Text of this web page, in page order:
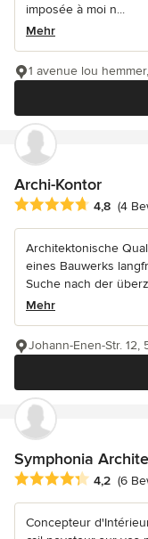
imposée à moi n...
Mehr
1 avenue lou
Archi-Kontor
Durchschnittliche
4,8 (4
Architektonische
eines Bauwerks
Suche nach der
Mehr
Johann-Enen-Str. 12,
Symphonia
Durchschnittliche
4,2 (6
Concepteur